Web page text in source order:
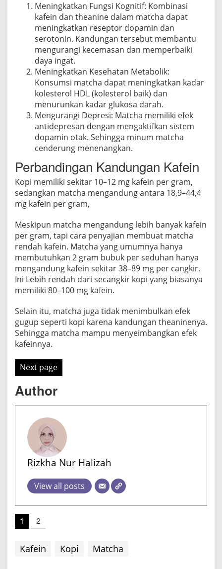
Meningkatkan Fungsi Kognitif: Kombinasi
kafein dan theanine dalam matcha dapat
meningkatkan reseptor dopamin dan
serotonin. Kandungan tersebut membantu
mengurangi kecemasan dan memperbaiki
daya ingat.
Meningkatkan Kesehatan Metabolik:
Konsumsi matcha dapat meningkatkan kadar
kolesterol HDL (kolesterol baik) dan
menurunkan kadar glukosa darah.
Mengurangi Depresi: Matcha memiliki efek
antidepresan dengan mengaktifkan sistem
dopamin otak. Sehingga minum matcha
cenderung menenangkan.
Perbandingan Kandungan Kafein
Kopi memiliki sekitar 10–12 mg kafein per gram,
sedangkan matcha mengandung antara 18,9–44,4
mg kafein per gram,
Meskipun matcha mengandung lebih banyak kafein
per gram, tapi cara penyajian membuat matcha
rendah kafein. Matcha yang umumnya hanya
membutuhkan 2 gram bubuk per seduhan hanya
mengandung kafein sekitar 38–89 mg per cangkir.
Ini Lebih rendah dari secangkir kopi yang biasanya
memiliki 80–100 mg kafein.
Selain itu, matcha juga tidak menimbulkan efek
gugup seperti kopi karena kandungan theaninenya.
Sehingga matcha mampu menyeimbangkan efek
kafeinnya.
Next page
Author
Rizkha Nur Halizah
View all posts
1 2
Kafein Kopi Matcha